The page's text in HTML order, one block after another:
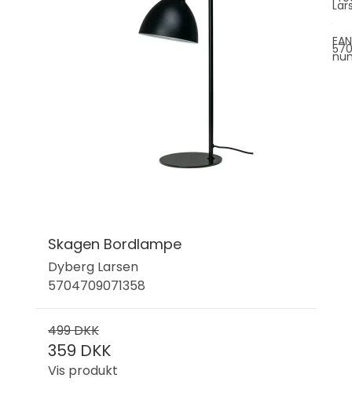
Skagen Bordlampe
Dyberg Larsen
5704709071358
499 DKK
359 DKK
Vis produkt